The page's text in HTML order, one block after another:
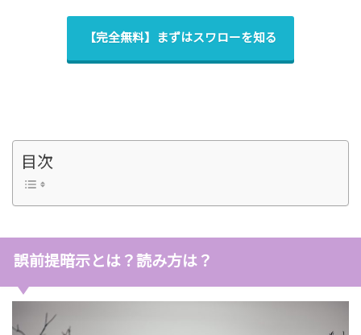
【完全無料】まずはスワローを知る
目次
誤前提暗示とは？読み方は？